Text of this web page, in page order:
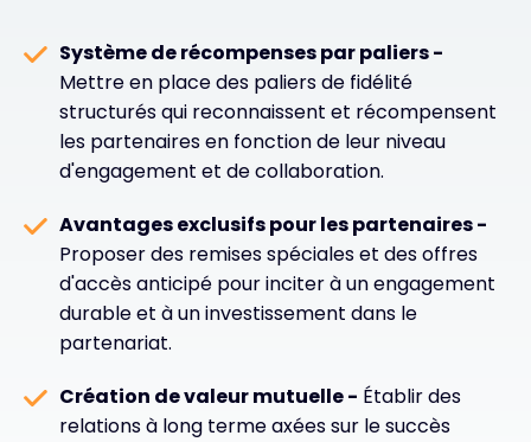
Système de récompenses par paliers -
Mettre en place des paliers de fidélité
structurés qui reconnaissent et récompensent
les partenaires en fonction de leur niveau
d'engagement et de collaboration.
Avantages exclusifs pour les partenaires -
Proposer des remises spéciales et des offres
d'accès anticipé pour inciter à un engagement
durable et à un investissement dans le
partenariat.
Création de valeur mutuelle - Établir des
relations à long terme axées sur le succès